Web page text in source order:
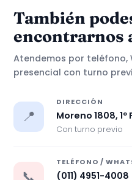
También
encontrarnos
Atendemos por teléfono,
presencial con turno
📍
DIRECCIÓN
Moreno 1808, 1º
Con turno previo
TELÉFONO /
(011) 4951-4008